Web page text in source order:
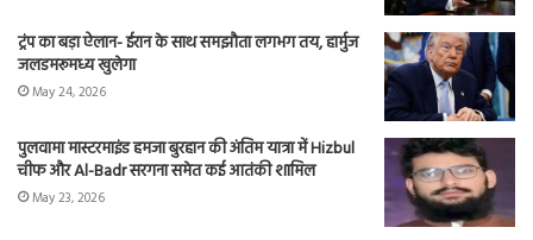
ट्रंप का बड़ा ऐलान- ईरान के साथ समझौता लगभग तय, हार्मुज
जलडमरूमध्य खुलेगा
May 24, 2026
पुलवामा मास्टरमाइंड हमजा बुरहान की अंतिम यात्रा में Hizbul
चीफ और Al-Badr सरगना समेत कई आतंकी शामिल
May 23, 2026